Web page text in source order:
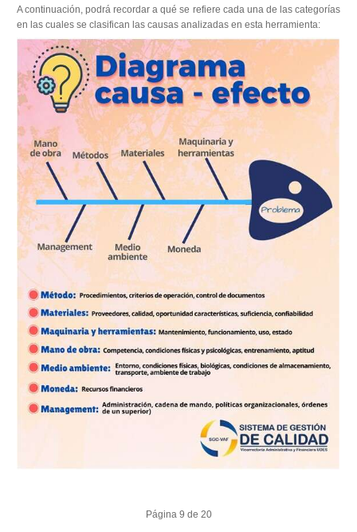
A continuación, podrá recordar a qué se refiere cada una de las categorías
en las cuales se clasifican las causas analizadas en esta herramienta:
Página 9 de 20